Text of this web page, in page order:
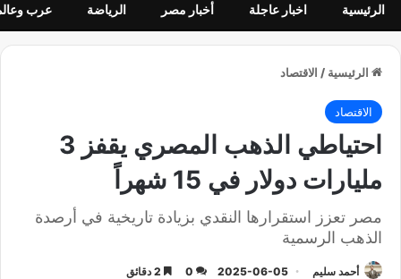
الرئيسية اخبار عاجلة أخبار مصر الرياضة عرب
الرئيسية / الاقتصاد
الاقتصاد
احتياطي الذهب المصري يقفز 3
مليارات دولار في 15 شهراً
مصر تعزز استقرارها النقدي بزيادة تاريخية في أرصدة
الذهب الرسمية
أحمد سليم 2025-06-05
0